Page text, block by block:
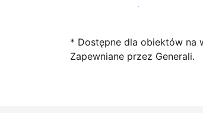
Zarejestruj obiekt już dziś
* Dostępne dla obiektów na
Zapewniane przez Generali.